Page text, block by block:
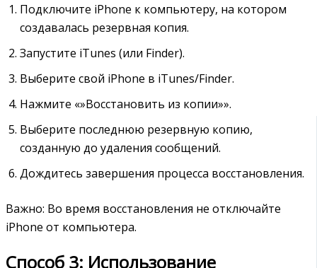
Подключите iPhone к компьютеру, на котором
создавалась резервная копия.
Запустите iTunes (или Finder).
Выберите свой iPhone в iTunes/Finder.
Нажмите «»Восстановить из копии»».
Выберите последнюю резервную копию,
созданную до удаления сообщений.
Дождитесь завершения процесса восстановления.
Важно: Во время восстановления не отключайте
iPhone от компьютера.
Способ 3: Использование